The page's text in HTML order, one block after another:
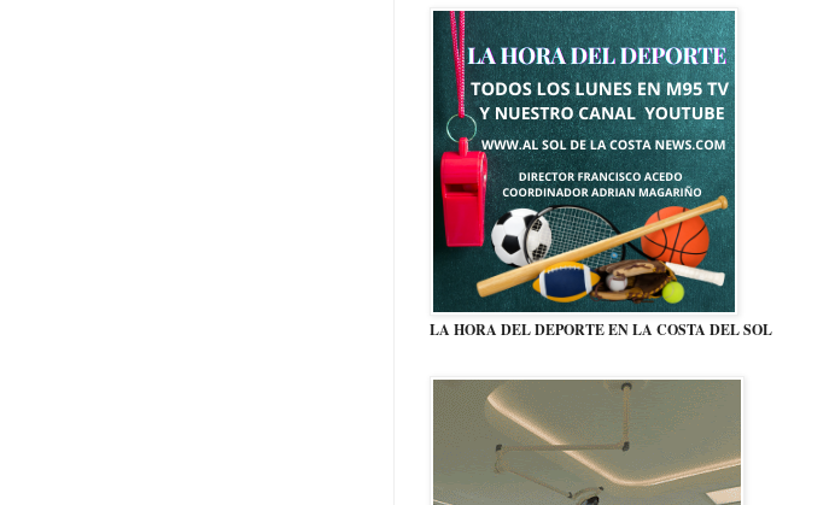
LA HORA DEL DEPORTE EN LA COSTA DEL SOL